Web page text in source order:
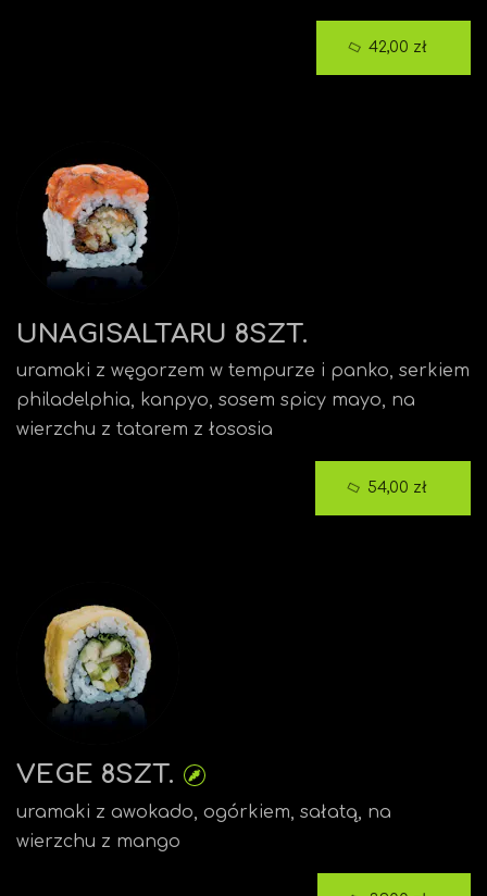
UNAGISALTARU 8SZT.
uramaki z węgorzem w tempurze i panko, serkiem
philadelphia, kanpyo, sosem spicy mayo, na
wierzchu z tatarem z łososia
VEGE 8SZT.
uramaki z awokado, ogórkiem, sałatą, na
wierzchu z mango